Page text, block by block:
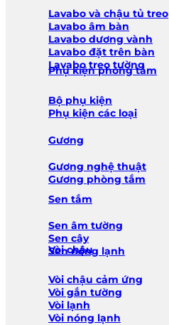
Lavabo và chậu tủ treo
Lavabo âm bàn
Lavabo dương vành
Lavabo đặt trên bàn
Lavabo treo tường
Phụ kiện phòng tắm
Bộ phụ kiện
Phụ kiện các loại
Gương
Gương nghệ thuật
Gương phòng tắm
Sen tắm
Sen âm tường
Sen cây
Sen nóng lạnh
Vòi chậu
Vòi chậu cảm ứng
Vòi gắn tường
Vòi lạnh
Vòi nóng lạnh